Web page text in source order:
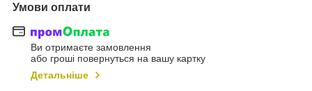
Умови оплати
Ви отримаєте замовлення
або гроші повернуться на вашу картку
Детальніше